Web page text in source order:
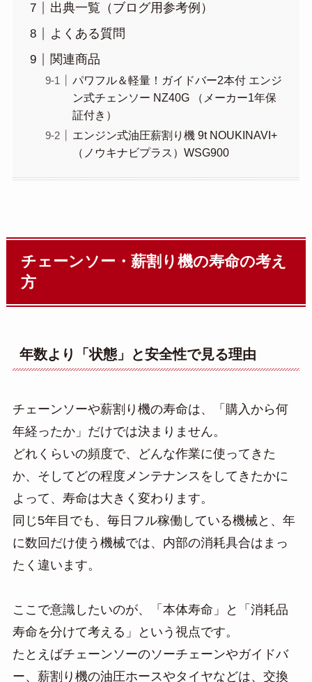
出典一覧（ブログ用参考例）
よくある質問
関連商品
パワフル＆軽量！ガイドバー2本付 エンジ
ン式チェンソー NZ40G （メーカー1年保
証付き）
エンジン式油圧薪割り機 9t NOUKINAVI+
（ノウキナビプラス）WSG900
チェーンソー・薪割り機の寿命の考え
方
年数より「状態」と安全性で見る理由
チェーンソーや薪割り機の寿命は、「購入から何
年経ったか」だけでは決まりません。
どれくらいの頻度で、どんな作業に使ってきた
か、そしてどの程度メンテナンスをしてきたかに
よって、寿命は大きく変わります。
同じ5年目でも、毎日フル稼働している機械と、年
に数回だけ使う機械では、内部の消耗具合はまっ
たく違います。
ここで意識したいのが、「本体寿命」と「消耗品
寿命を分けて考える」という視点です。
たとえばチェーンソーのソーチェーンやガイドバ
ー、薪割り機の油圧ホースやタイヤなどは、交換